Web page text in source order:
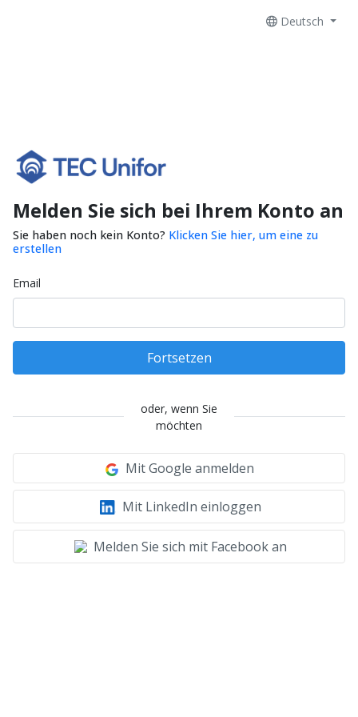
Deutsch
Melden Sie sich bei Ihrem Konto an
Sie haben noch kein Konto? Klicken Sie hier, um eine zu
erstellen
Email
Fortsetzen
oder, wenn Sie
möchten
Mit Google anmelden
Mit LinkedIn einloggen
Melden Sie sich mit Facebook an